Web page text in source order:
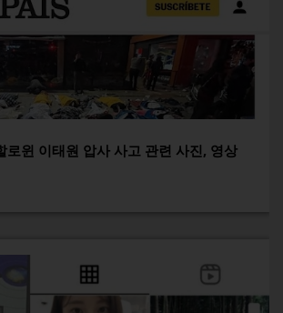
로윈 이태원 압사 사고 관련 사진, 영상